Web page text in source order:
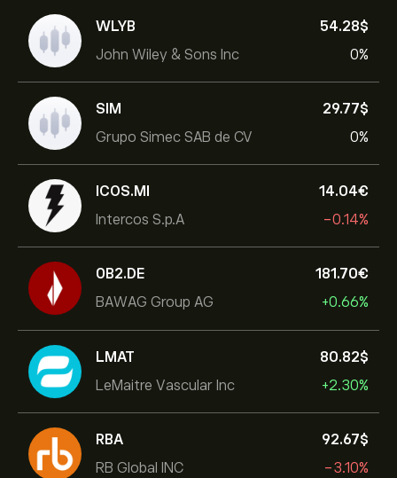
WLYB
John Wiley & Sons Inc
54.28‎$‎
0%
SIM
Grupo Simec SAB de CV
29.77‎$‎
0%
ICOS.MI
Intercos S.p.A
14.04‎€‎
-0.14%
0B2.DE
BAWAG Group AG
181.70‎€‎
+0.66%
LMAT
LeMaitre Vascular Inc
80.82‎$‎
+2.30%
RBA
RB Global INC
92.67‎$‎
-3.10%